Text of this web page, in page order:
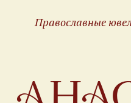
Православные